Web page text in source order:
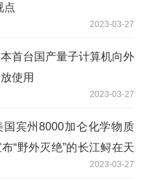
点
2023-03-27
首台国产量子计算机向外
使用
2023-03-27
国宾州8000加仑化学物质
“野外灭绝”的长江鲟在天
2023-03-27